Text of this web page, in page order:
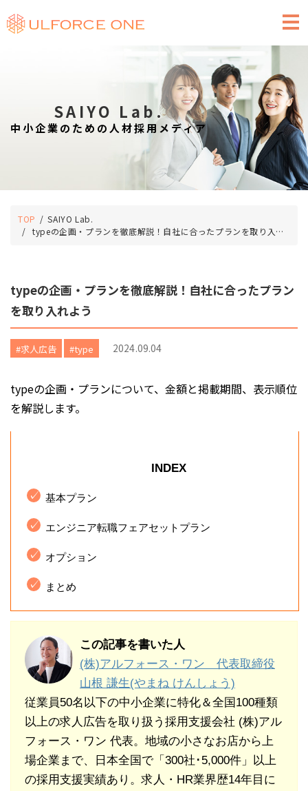
求人広告のご掲
SAIYO Lab.
中小企業のための人材採用メディア
TOP
SAIYO Lab.
typeの企画・プランを徹底解説！自社に合ったプランを取り入れよう
typeの企画・プランを徹底解説！自社に合ったプラン
を取り入れよう
#求人広告 #type 2024.09.04
typeの企画・プランについて、金額と掲載期間、表示順位
を解説します。
INDEX
基本プラン
エンジニア転職フェアセットプラン
オプション
まとめ
この記事を書いた人
(株)アルフォース・ワン 代表取締役
山根 謙生(やまね けんしょう)
従業員50名以下の中小企業に特化＆全国100種類
以上の求人広告を取り扱う採用支援会社 (株)アル
フォース・ワン 代表。地域の小さなお店から上
場企業まで、日本全国で「300社･5,000件」以上
の採用支援実績あり。求人・HR業界歴14年目に